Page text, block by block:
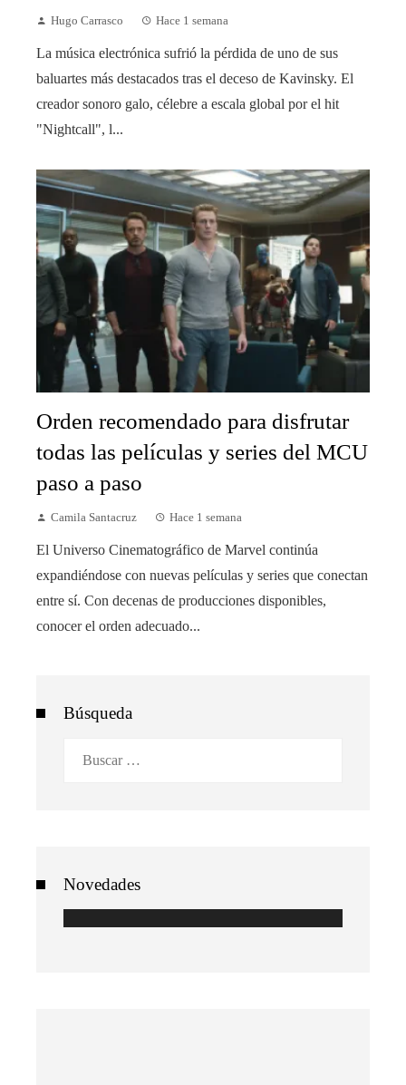
Hugo Carrasco Hace 1 semana
La música electrónica sufrió la pérdida de uno de sus
baluartes más destacados tras el deceso de Kavinsky. El
creador sonoro galo, célebre a escala global por el hit
"Nightcall", l...
Orden recomendado para disfrutar
todas las películas y series del MCU
paso a paso
Camila Santacruz Hace 1 semana
El Universo Cinematográfico de Marvel continúa
expandiéndose con nuevas películas y series que conectan
entre sí. Con decenas de producciones disponibles,
conocer el orden adecuado...
Búsqueda
Novedades